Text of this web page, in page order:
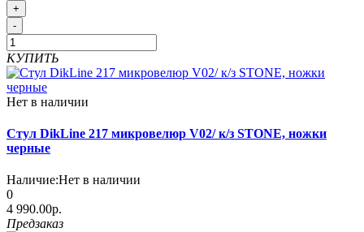
+
-
КУПИТЬ
Нет в наличии
Стул DikLine 217 микровелюр V02/ к/з STONE, ножки
черные
Наличие:Нет в наличии
0
4 990.00р.
Предзаказ